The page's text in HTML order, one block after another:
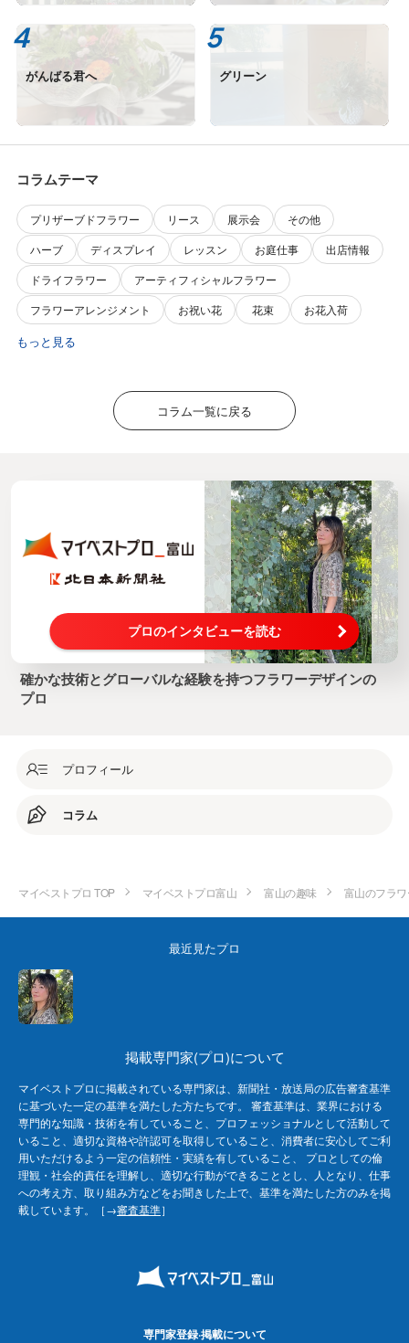
がんばる君へ グリーン
コラムテーマ
プリザーブドフラワー リース 展示会
その他
ハーブ
ディスプレイ レッスン お庭仕事
出店情報
ドライフラワー
アーティフィシャルフラワー
フラワーアレンジメント
お祝い花 花束 お花入荷
もっと見る
コラム一覧に戻る
プロのインタビューを読む
確かな技術とグローバルな経験を持つフラワーデザインの
プロ
プロフィール
コラム
マイベストプロ TOP マイベストプロ富山 富山の趣味 富山のフラ
最近見たプロ
掲載専門家(プロ)について
マイベストプロに掲載されている専門家は、新聞社・放送局の広告審査基準
に基づいた一定の基準を満たした方たちです。 審査基準は、業界における
専門的な知識・技術を有していること、プロフェッショナルとして活動して
いること、適切な資格や許認可を取得していること、消費者に安心してご利
用いただけるよう一定の信頼性・実績を有していること、 プロとしての倫
理観・社会的責任を理解し、適切な行動ができることとし、人となり、仕事
への考え方、取り組み方などをお聞きした上で、基準を満たした方のみを掲
載しています。［→審査基準］
専門家登録·掲載について